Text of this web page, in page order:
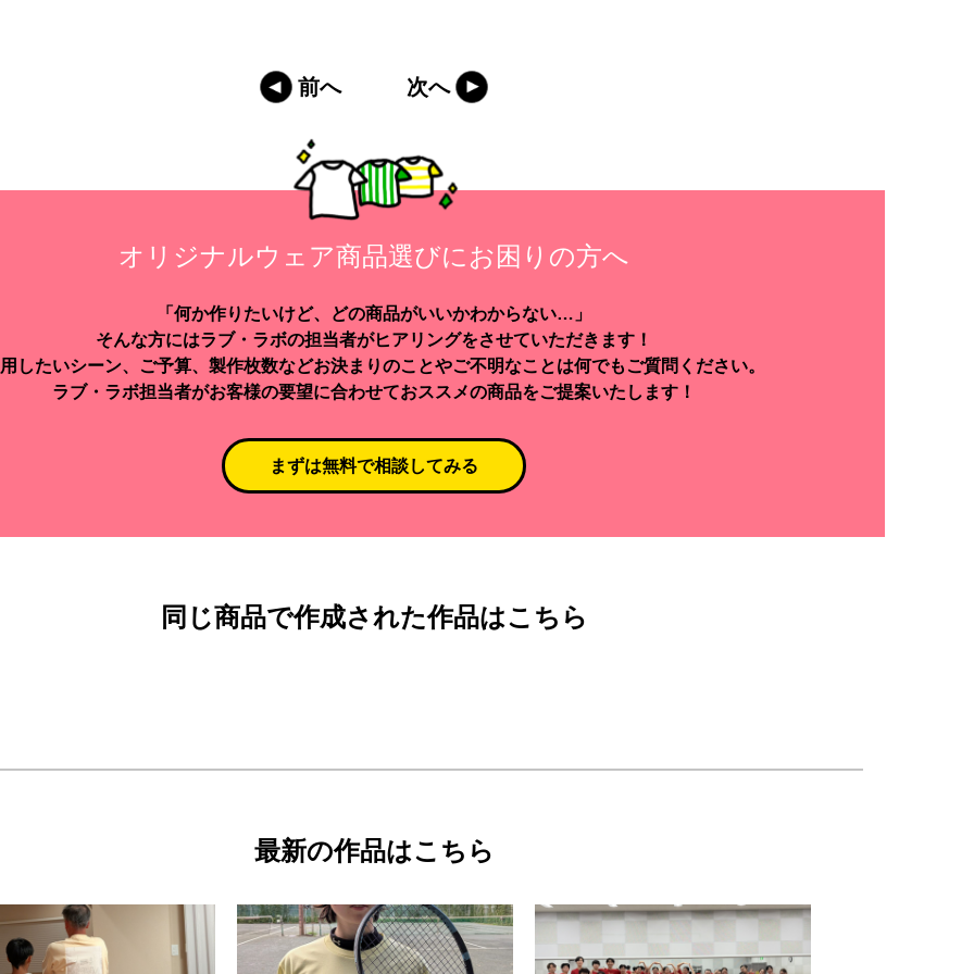
前へ 次へ
オリジナルウェア商品選びにお困りの方へ
「何か作りたいけど、どの商品がいいかわからない…」
そんな方にはラブ・ラボの担当者がヒアリングをさせていただきます！
したいシーン、ご予算、製作枚数などお決まりのことやご不明なことは何でもご質問ください。
ラブ・ラボ担当者がお客様の要望に合わせておススメの商品をご提案いたします！
まずは無料で相談してみる
同じ商品で作成された作品はこちら
最新の作品はこちら